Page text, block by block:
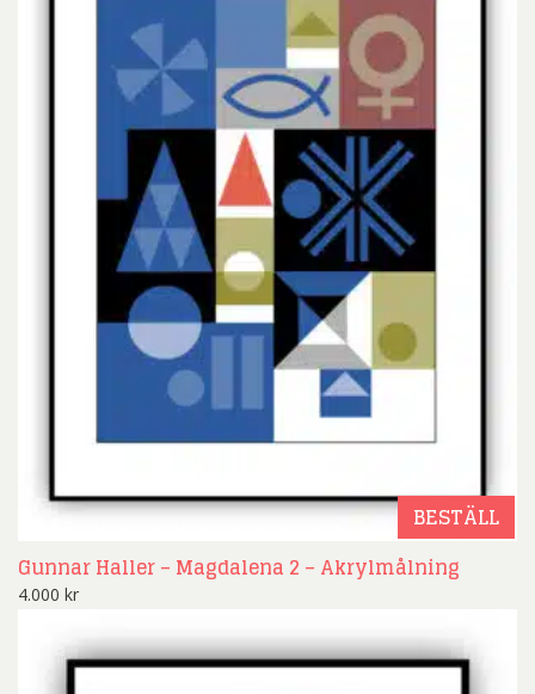
BESTÄLL
Gunnar Haller – Magdalena 2 – Akrylmålning
4.000 kr